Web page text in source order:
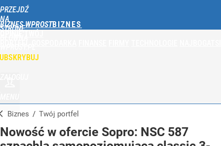
PRZEJDŹ
NA
STRONĘ
BIZNES WPROST
Biznes / Twój portfel
Nowość w ofercie Sopro: NSC 587